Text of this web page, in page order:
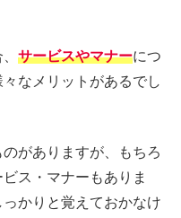
サービスやマナーにつ
なメリットがあるでし
がありますが、もちろ
ス・マナーもありま
かりと覚えておかなけ